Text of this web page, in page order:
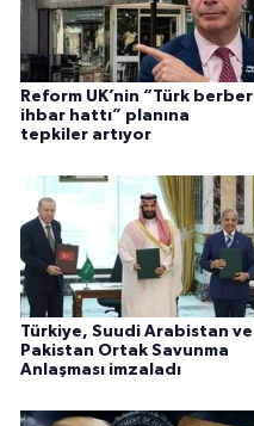
Reform UK’nin “Türk berber
ihbar hattı” planına
tepkiler artıyor
Türkiye, Suudi Arabistan ve
Pakistan Ortak Savunma
Anlaşması imzaladı